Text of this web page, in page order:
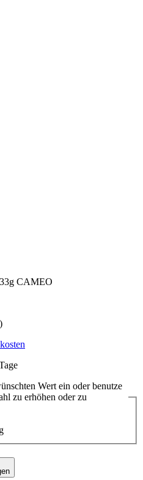
Wert ein oder benutze
zu erhöhen oder zu